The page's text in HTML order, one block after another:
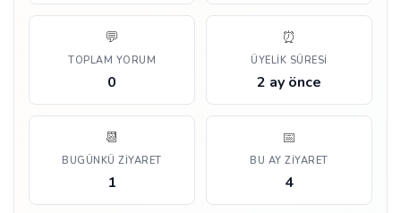
💬
TOPLAM YORUM
0
⏰
ÜYELIK SÜRESI
2 ay önce
📆
BUGÜNKÜ ZIYARET
1
📅
BU AY ZIYARET
4